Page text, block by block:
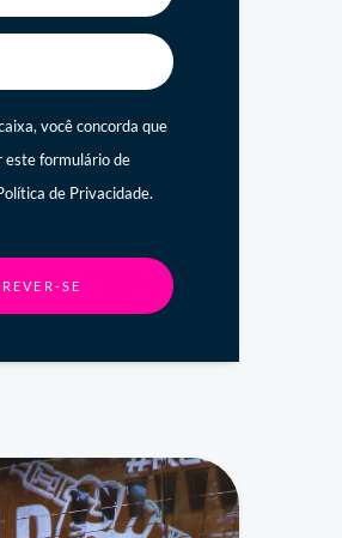
você concorda que
este formulário de
de Privacidade.
SE